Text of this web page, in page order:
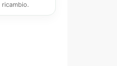
ricambio.